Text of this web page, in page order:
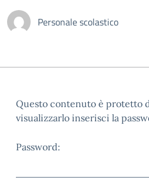
Personale scolastico
Questo contenuto è protetto
visualizzarlo inserisci la
Password: